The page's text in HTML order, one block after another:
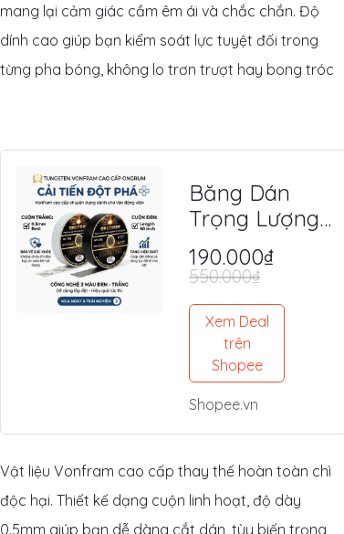
mang lại cảm giác cầm êm ái và chắc chắn. Độ
dính cao giúp bạn kiểm soát lực tuyệt đối trong
từng pha bóng, không lo trơn trượt hay bong tróc
Băng Dán
Trọng Lượng
Tungsten
(Vonfram)
An Toàn, Tối
Ưu Lực Đánh,
Điểm Ngọt
190.000₫
550.000₫
Xem Deal
trên
Shopee
Shopee.vn
Vật liệu Vonfram cao cấp thay thế hoàn toàn chì
độc hại. Thiết kế dạng cuộn linh hoạt, độ dày
0.5mm giúp bạn dễ dàng cắt dán, tùy biến trọng